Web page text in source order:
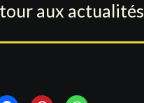
aux actualités